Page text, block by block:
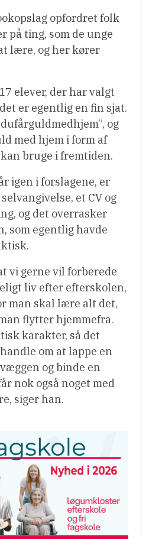
opfordret folk
på ting, som de unge
lære, og her kører
elever, der har valgt
er egentlig en fin sjat.
og
med hjem i form af
bruge i fremtiden.
igen i forslagene, er
et CV og
og det overrasker
som egentlig havde
vi gerne vil forberede
liv efter efterskolen,
man skal lære alt det,
flytter hjemmefra.
karakter, så det
om at lappe en
og binde en
nok også noget med
siger han.